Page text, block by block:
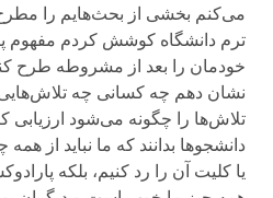
می‌کنم بخشی از بحث‌هایم را مطرح
ترم دانشگاه کوشش کردم مفهوم
خودمان را بعد از مشروطه طرح
نشان دهم چه کسانی چه
تلاش‌ها را چگونه می‌شود ارزیابی
دانشجوها بدانند که ما نباید از
یا کلیت آن را رد کنیم، بلکه